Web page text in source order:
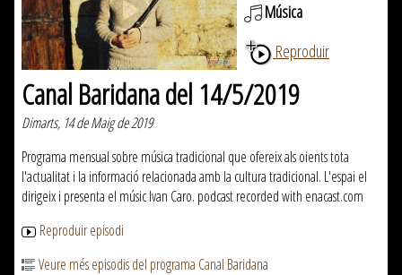
Música
Reproduir
Canal Baridana del 14/5/2019
Dimarts, 14 de Maig de 2019
Programa mensual sobre música tradicional que ofereix als oients tota
l'actualitat i la informació relacionada amb la cultura tradicional. L'espai el
dirigeix i presenta el músic Ivan Caro. podcast recorded with enacast.com
Reproduir episodi
Veure més episodis del programa Canal Baridana